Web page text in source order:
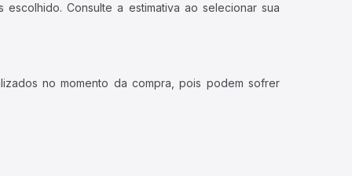
Consulte a estimativa ao selecionar sua
no momento da compra, pois podem sofrer